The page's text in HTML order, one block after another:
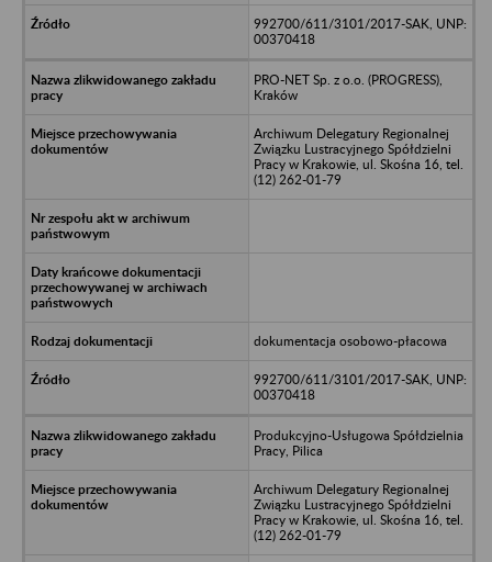
992700/611/3101/2017-SAK, UNP:
00370418
PRO-NET Sp. z o.o. (PROGRESS),
Kraków
Archiwum Delegatury Regionalnej
Związku Lustracyjnego Spółdzielni
Pracy w Krakowie, ul. Skośna 16, tel.
(12) 262-01-79
dokumentacja osobowo-płacowa
992700/611/3101/2017-SAK, UNP:
00370418
Produkcyjno-Usługowa Spółdzielnia
Pracy, Pilica
Archiwum Delegatury Regionalnej
Związku Lustracyjnego Spółdzielni
Pracy w Krakowie, ul. Skośna 16, tel.
(12) 262-01-79